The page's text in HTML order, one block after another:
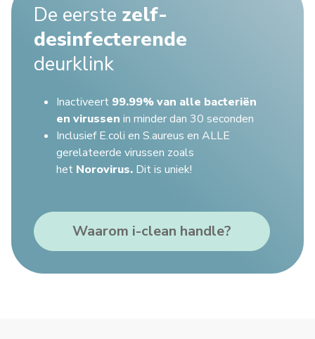
De eerste zelf-
desinfecterende
deurklink
Inactiveert 99.99% van alle bacteriën
en virussen in minder dan 30 seconden
Inclusief E.coli en S.aureus en ALLE
gerelateerde virussen zoals
het Norovirus. Dit is uniek!
Waarom i-clean handle?